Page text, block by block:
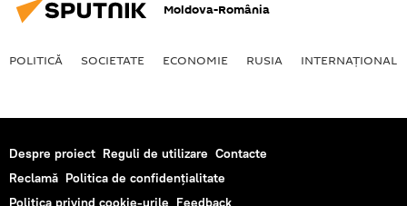
Moldova-România
POLITICĂ SOCIETATE ECONOMIE RUSIA INTERNAŢIONAL
Despre proiect Reguli de utilizare Contacte
Reclamă Politica de confidențialitate
Politica privind cookie-urile Feedback